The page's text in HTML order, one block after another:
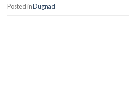
Posted inDugnad